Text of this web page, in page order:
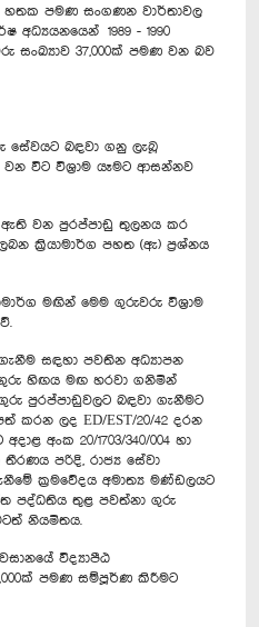
හතක පමණ සංගණන වාර්තාවල
1989 - 1990
සංඛ්‍යාව 37,000ක් පමණ වන බව
සේවයට බඳවා ගනු ලැබූ
විට විශ්‍රාම යෑමට ආසන්නව
ඇති වන පුරප්පාඩු තුලනය කර
ක්‍රියාමාර්ග පහත (ඇ) ප්‍රශ්නය
මඟින් මෙම ගුරුවරු විශ්‍රාම
සඳහා පවතින අධ්‍යාපන
හිඟය මඟ හරවා ගනිමින්
පුරප්පාඩුවලට බඳවා ගැනීමට
කරන ලද ED/EST/20/42 දරන
අංක 20/1703/340/004 හා
තීරණය පරිදි, රාජ්‍ය සේවා
ක්‍රමවේදය අමාත්‍ය මණ්ඩලයට
පද්ධතිය තුළ පවත්නා ගුරු
නියමිතය.
විද්‍යාපීඨ
පමණ සම්පූර්ණ කිරීමට